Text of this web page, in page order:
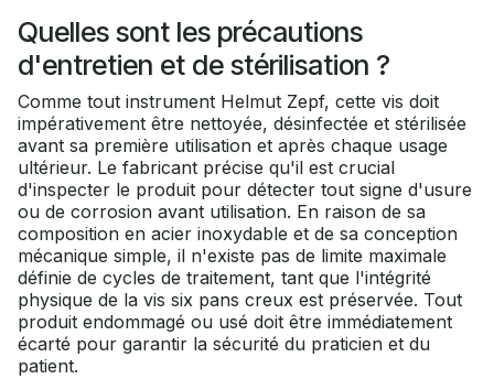
Quelles sont les précautions
d'entretien et de stérilisation ?
Comme tout instrument Helmut Zepf, cette vis doit
impérativement être nettoyée, désinfectée et stérilisée
avant sa première utilisation et après chaque usage
ultérieur. Le fabricant précise qu'il est crucial
d'inspecter le produit pour détecter tout signe d'usure
ou de corrosion avant utilisation. En raison de sa
composition en acier inoxydable et de sa conception
mécanique simple, il n'existe pas de limite maximale
définie de cycles de traitement, tant que l'intégrité
physique de la vis six pans creux est préservée. Tout
produit endommagé ou usé doit être immédiatement
écarté pour garantir la sécurité du praticien et du
patient.